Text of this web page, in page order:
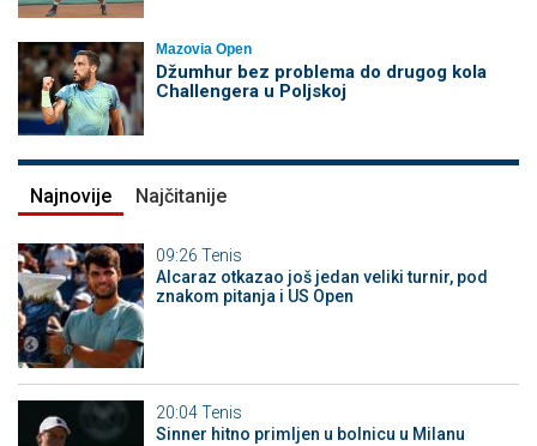
Mazovia Open
Džumhur bez problema do drugog kola
Challengera u Poljskoj
Najnovije Najčitanije
09:26 Tenis
Alcaraz otkazao još jedan veliki turnir, pod
znakom pitanja i US Open
20:04Tenis
Sinner hitno primljen u bolnicu u Milanu